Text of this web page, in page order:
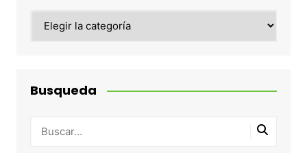
Busqueda